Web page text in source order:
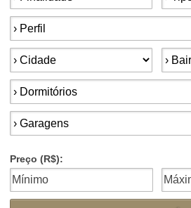
Perfil:
Cidade: Bairro:
Dormitórios:
Garagens:
Preço (R$):